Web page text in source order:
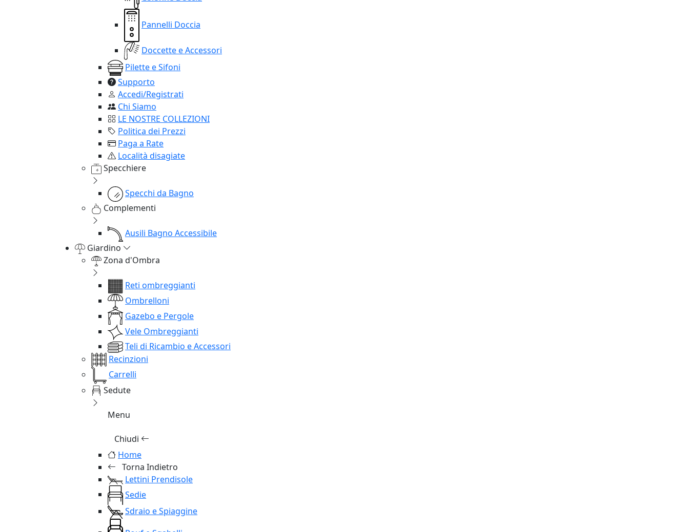
Pannelli Doccia
Doccette e Accessori
Pilette e Sifoni
Supporto
Accedi/Registrati
Chi Siamo
LE NOSTRE COLLEZIONI
Politica dei Prezzi
Paga a Rate
Località disagiate
Specchiere
Specchi da Bagno
Complementi
Ausili Bagno Accessibile
Giardino
Zona d'Ombra
Reti ombreggianti
Ombrelloni
Gazebo e Pergole
Vele Ombreggianti
Teli di Ricambio e Accessori
Recinzioni
Carrelli
Sedute
Menu
Chiudi
Home
Torna Indietro
Lettini Prendisole
Sedie
Sdraio e Spiaggine